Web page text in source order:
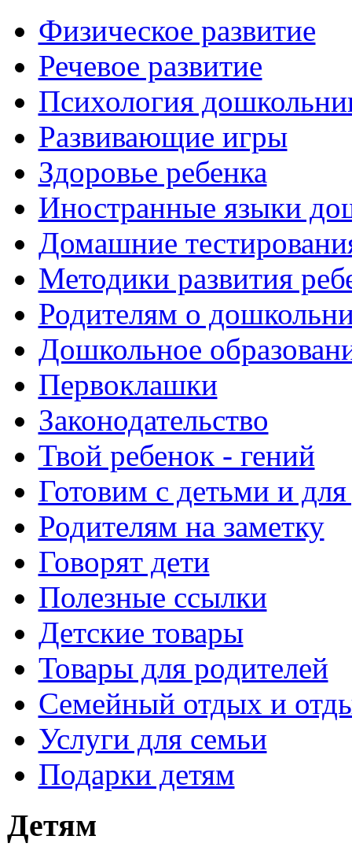
Физическое развитие
Речевое развитие
Психология
Развивающие игры
Здоровье ребенка
Иностранные языки
Домашние
Методики развития
Родителям о
Дошкольное
Первоклашки
Законодательство
Твой ребенок - гений
Готовим с детьми и для
Родителям на заметку
Говорят дети
Полезные ссылки
Детские товары
Товары для родителей
Семейный отдых и
Услуги для семьи
Подарки детям
Детям